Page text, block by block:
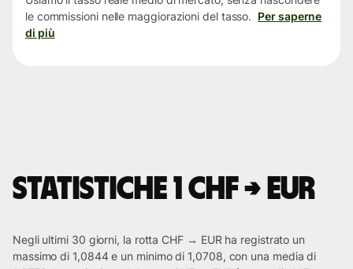
le commissioni nelle maggiorazioni del tasso. Per saperne
di più
Statistiche 1 CHF → EUR
Negli ultimi 30 giorni, la rotta CHF → EUR ha registrato un
massimo di 1,0844 e un minimo di 1,0708, con una media di